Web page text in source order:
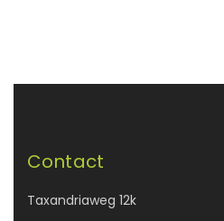
Contact
Taxandriaweg 12k